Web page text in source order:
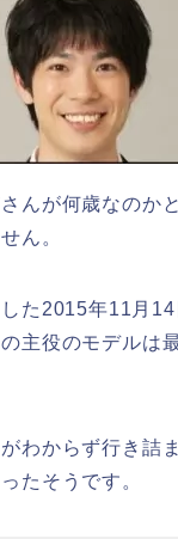
んが何歳なのか
ん。
た2015年11月
主役のモデルは
わからず行き詰
たそうです。